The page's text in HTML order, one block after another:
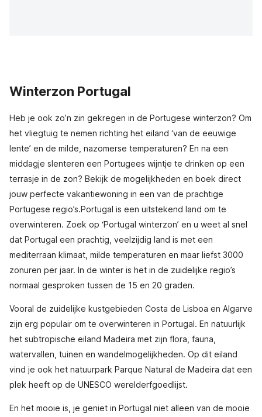
Winterzon Portugal
Heb je ook zo’n zin gekregen in de Portugese winterzon? Om
het vliegtuig te nemen richting het eiland ‘van de eeuwige
lente’ en de milde, nazomerse temperaturen? En na een
middagje slenteren een Portugees wijntje te drinken op een
terrasje in de zon? Bekijk de mogelijkheden en boek direct
jouw perfecte vakantiewoning in een van de prachtige
Portugese regio’s.Portugal is een uitstekend land om te
overwinteren. Zoek op ‘Portugal winterzon’ en u weet al snel
dat Portugal een prachtig, veelzijdig land is met een
mediterraan klimaat, milde temperaturen en maar liefst 3000
zonuren per jaar. In de winter is het in de zuidelijke regio’s
normaal gesproken tussen de 15 en 20 graden.
Vooral de zuidelijke kustgebieden Costa de Lisboa en Algarve
zijn erg populair om te overwinteren in Portugal. En natuurlijk
het subtropische eiland Madeira met zijn flora, fauna,
watervallen, tuinen en wandelmogelijkheden. Op dit eiland
vind je ook het natuurpark Parque Natural de Madeira dat een
plek heeft op de UNESCO werelderfgoedlijst.
En het mooie is, je geniet in Portugal niet alleen van de mooie